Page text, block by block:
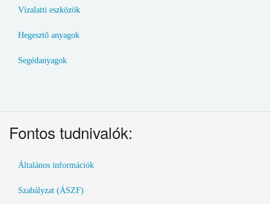
Vízalatti eszközök
Hegesztő anyagok
Segédanyagok
Fontos tudnivalók:
Általános információk
Szabályzat (ÁSZF)